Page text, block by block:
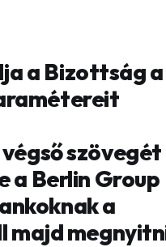
a Bizottság a
szövegét
a Berlin Group
a
majd